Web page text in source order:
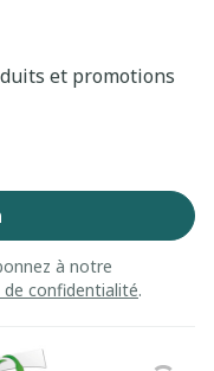
et promotions
à notre
confidentialité.